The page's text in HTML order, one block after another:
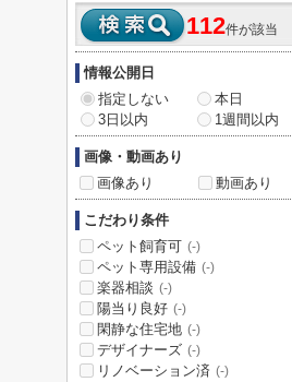
112件が該当
情報公開日
指定しない
本日
3日以内
1週間以内
画像・動画あり
画像あり
動画あり
こだわり条件
ペット飼育可 (-)
ペット専用設備 (-)
楽器相談 (-)
陽当り良好 (-)
閑静な住宅地 (-)
デザイナーズ (-)
リノベーション済 (-)